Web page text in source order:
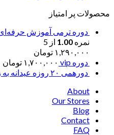
محصولات پر امتیاز
دوره ترمی آموزش حرفه‌ای
نمره 1.00 از 5
۱,۲۹۰,۰۰۰ تومان
دوره vip
۱,۷۰۰,۰۰۰ تومان
دورهمی ۲۰ روزه عیدانه به زبان عربی
About
Our Stores
Blog
Contact
FAQ